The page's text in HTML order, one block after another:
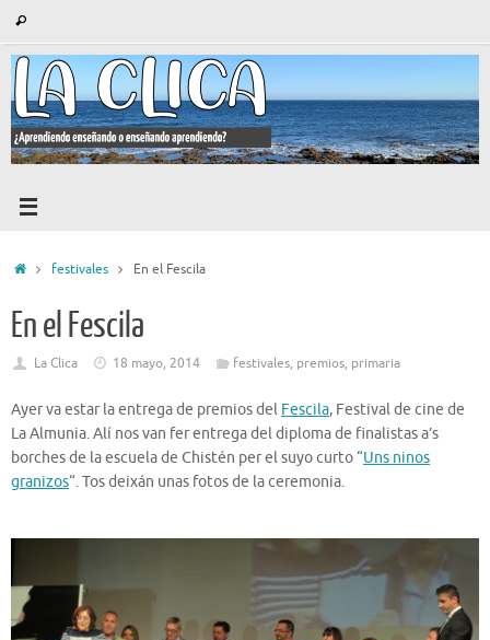
contenido
Buscar
Iniciofestivales En el Fescila
En el Fescila
La Clica 18 mayo, 2014 festivales, premios, primaria
Ayer va estar la entrega de premios del Fescila, Festival de cine de
La Almunia. Alí nos van fer entrega del diploma de finalistas a’s
borches de la escuela de Chistén per el suyo curto “Uns ninos
granizos“. Tos deixán unas fotos de la ceremonia.